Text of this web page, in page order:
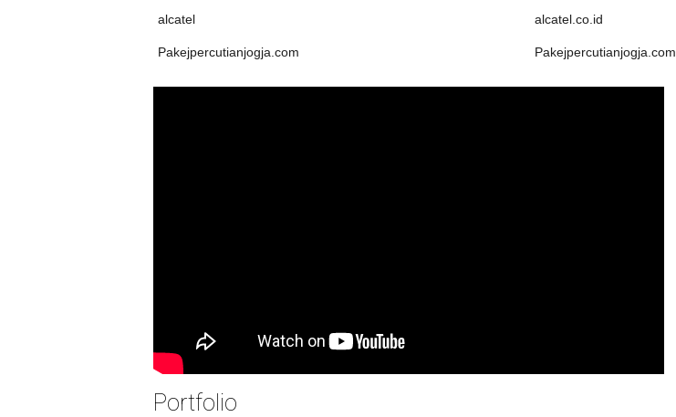
alcatel alcatel.co.id
Pakejpercutianjogja.com Pakejpercutianjogja.com
Portfolio